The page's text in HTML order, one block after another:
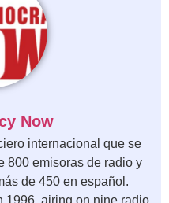
Now
internacional que se
800 emisoras de radio y
de 450 en español.